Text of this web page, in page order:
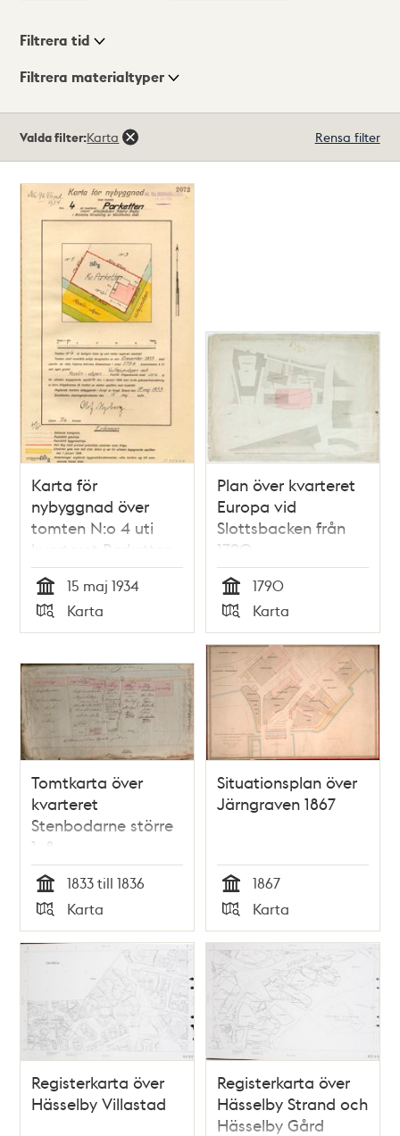
Visningsläge
Filtrera tid
Filtrera materialtyper
166träffar
Valda filter:Karta Rensa filter
Karta för
nybyggnad över
tomten N:o 4 uti
kvarteret Parketten
inom stadsdelen
Södra Ängby i
Bromma församling
Tid
15 maj 1934
Typ
Karta
Plan över kvarteret
Europa vid
Slottsbacken från
1790
Tid
1790
Typ
Karta
Tomtkarta över
kvarteret
Stenbodarne större
1–8
Tid
1833 till 1836
Typ
Karta
Situationsplan över
Järngraven 1867
Tid
1867
Typ
Karta
Registerkarta över
Hässelby Villastad
Registerkarta över
Hässelby Strand och
Hässelby Gård